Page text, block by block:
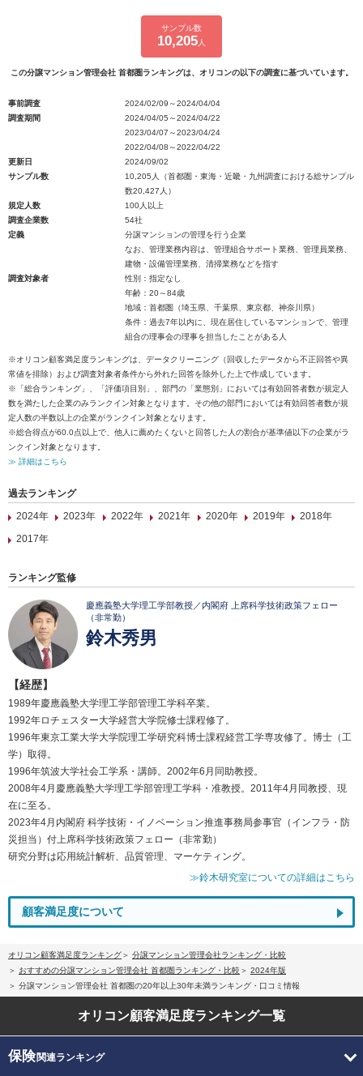
サンプル数
10,205 人
この分譲マンション管理会社 首都圏ランキングは、オリコンの以下の調査に基づいています。
事前調査
2024/02/09～2024/04/04
調査期間
2024/04/05～2024/04/22
2023/04/07～2023/04/24
2022/04/08～2022/04/22
更新日
2024/09/02
サンプル数
10,205人（首都圏・東海・近畿・九州調査における総サンプル
数20,427人）
規定人数
100人以上
調査企業数
54社
定義
分譲マンションの管理を行う企業
なお、管理業務内容は、管理組合サポート業務、管理員業務、
建物・設備管理業務、清掃業務などを指す
調査対象者
性別：指定なし
年齢：20～84歳
地域：首都圏（埼玉県、千葉県、東京都、神奈川県）
条件：過去7年以内に、現在居住しているマンションで、管理
組合の理事会の理事を担当したことがある人
※オリコン顧客満足度ランキングは、データクリーニング（回収したデータから不正回答や異
常値を排除）および調査対象者条件から外れた回答を除外した上で作成しています。
※「総合ランキング」、「評価項目別」、部門の「業態別」においては有効回答者数が規定人
数を満たした企業のみランクイン対象となります。その他の部門においては有効回答者数が規
定人数の半数以上の企業がランクイン対象となります。
※総合得点が60.0点以上で、他人に薦めたくないと回答した人の割合が基準値以下の企業がラ
ンクイン対象となります。
≫ 詳細はこちら
過去ランキング
2024年
2023年 2022年 2021年 2020年 2019年
2018年
2017年
ランキング監修
慶應義塾大学理工学部教授／内閣府 上席科学技術政策フェロー
（非常勤）
鈴木秀男
【経歴】
1989年慶應義塾大学理工学部管理工学科卒業。
1992年ロチェスター大学経営大学院修士課程修了。
1996年東京工業大学大学院理工学研究科博士課程経営工学専攻修了。博士（工
学）取得。
1996年筑波大学社会工学系・講師。2002年6月同助教授。
2008年4月慶應義塾大学理工学部管理工学科・准教授。2011年4月同教授、現
在に至る。
2023年4月内閣府 科学技術・イノベーション推進事務局参事官（インフラ・防
災担当）付上席科学技術政策フェロー（非常勤）
研究分野は応用統計解析、品質管理、マーケティング。
≫鈴木研究室についての詳細はこちら
顧客満足度について
オリコン顧客満足度ランキング
分譲マンション管理会社ランキング・比較
おすすめの分譲マンション管理会社 首都圏ランキング・比較
2024年版
分譲マンション管理会社 首都圏の20年以上30年未満ランキング・口コミ情報
オリコン顧客満足度ランキング一覧
保険関連ランキング